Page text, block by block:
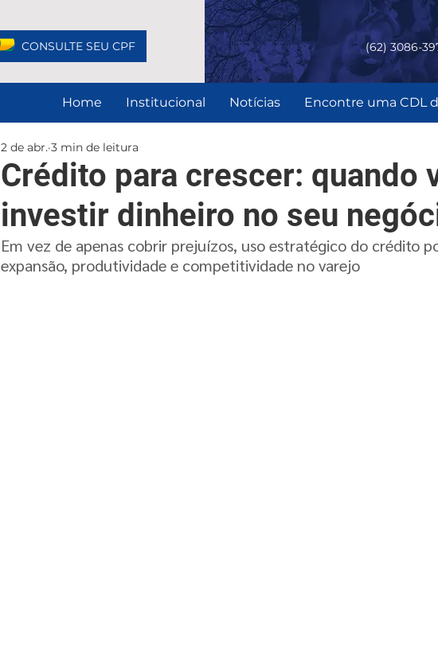
CONSULTE SEU CPF (62) 3086-
Home Institucional Notícias Encontre uma CDL
Crédito para crescer: quando
investir dinheiro no seu
2 de abr. 3 min de leitura
Em vez de apenas cobrir prejuízos, uso estratégico do crédito
expansão, produtividade e competitividade no varejo